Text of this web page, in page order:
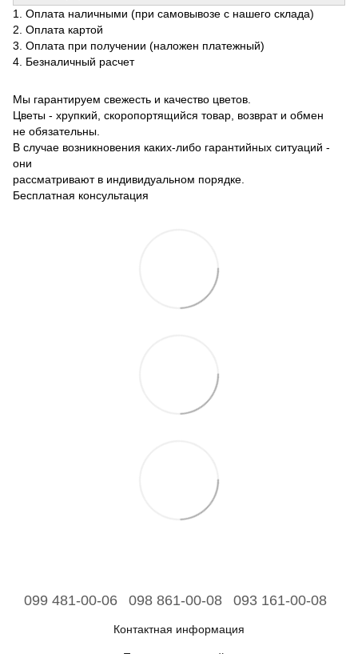
1. Оплата наличными (при самовывозе с нашего склада)
2. Оплата картой
3. Оплата при получении (наложен платежный)
4. Безналичный расчет
Мы гарантируем свежесть и качество цветов.
Цветы - хрупкий, скоропортящийся товар, возврат и обмен
не обязательны.
В случае возникновения каких-либо гарантийных ситуаций -
они
рассматривают в индивидуальном порядке.
Бесплатная консультация
099 481-00-06 098 861-00-08 093 161-00-08
Контактная информация